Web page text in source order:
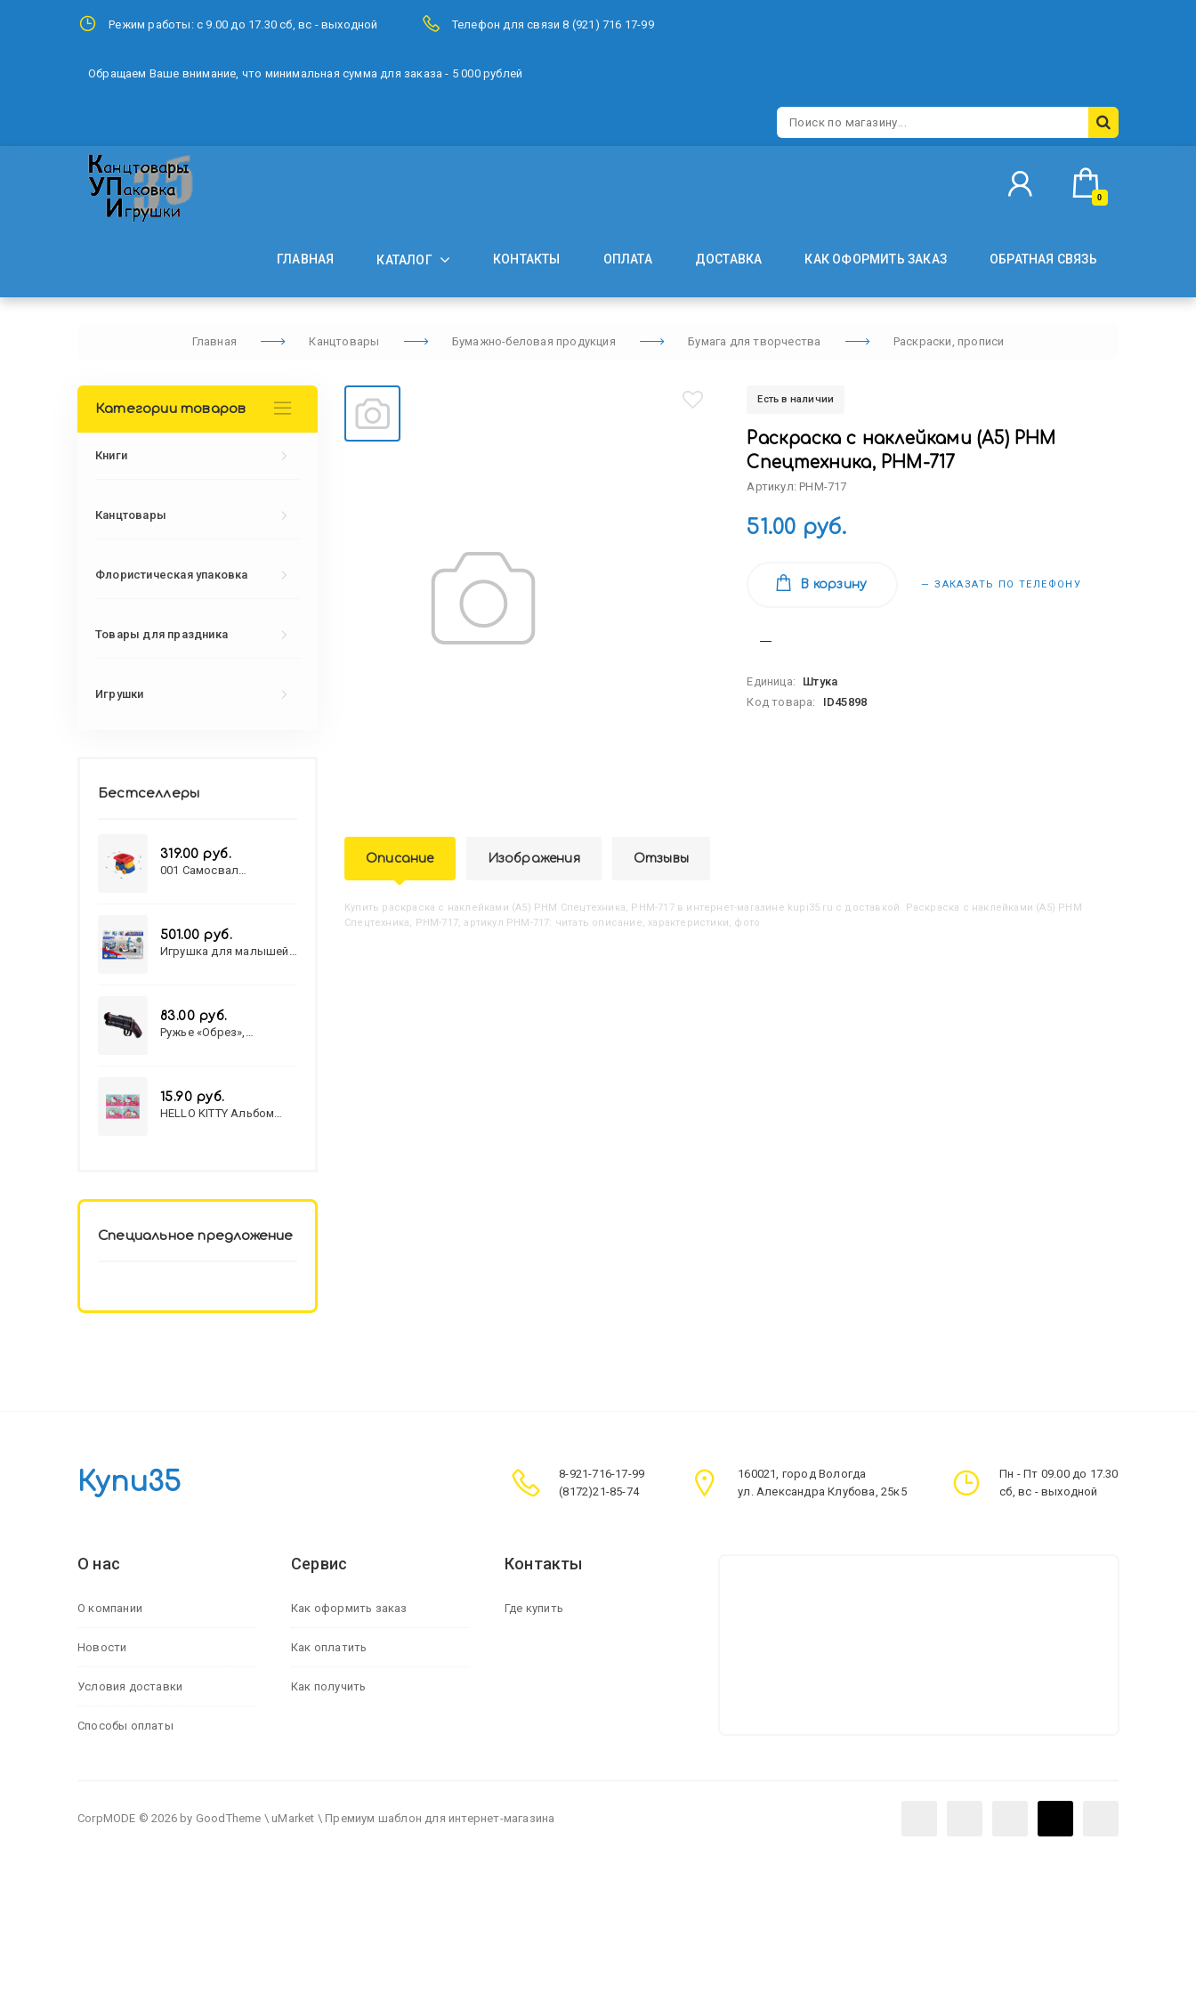
Режим работы: с 9.00 до 17.30 сб, вс - выходной Телефон для связи 8 (921) 716 17-99
Обращаем Ваше внимание, что минимальная сумма для заказа - 5 000 рублей
0
ГЛАВНАЯ КАТАЛОГ КОНТАКТЫ ОПЛАТА ДОСТАВКА КАК ОФОРМИТЬ ЗАКАЗ ОБРАТНАЯ СВЯЗЬ
Главная Канцтовары Бумажно-беловая продукция Бумага для творчества Раскраски, прописи
Есть в наличии
Раскраска с наклейками (А5) РНМ
Спецтехника, РНМ-717
Артикул: РНМ-717
51.00 руб.
В корзину — ЗАКАЗАТЬ ПО ТЕЛЕФОНУ
Единица:
Штука
Код товара:
ID45898
Описание Изображения Отзывы
Купить Раскраска с наклейками (А5) РНМ Спецтехника, РНМ-717в интернет-магазине kupi35.ru с доставкой. Раскраска с наклейками (А5) РНМ
Спецтехника, РНМ-717, артикул РНМ-717: читать описание, характеристики, фото
Категории товаров
Книги
Канцтовары
Флористическая упаковка
Товары для праздника
Игрушки
Бестселлеры
319.00 руб.
001 Самосвал
501.00 руб.
Игрушка для малышей
83.00 руб.
Ружье «Обрез»,
15.90 руб.
HELLO KITTY Альбом
Специальное предложение
Купи35
8-921-716-17-99
(8172)21-85-74
160021, город Вологда
ул. Александра Клубова, 25к5
Пн - Пт 09.00 до 17.30
сб, вс - выходной
О нас
О компании
Новости
Условия доставки
Способы оплаты
Сервис
Как оформить заказ
Как оплатить
Как получить
Контакты
Где купить
CorpMODE © 2026 by GoodTheme \ uMarket \ Премиум шаблон для интернет-магазина